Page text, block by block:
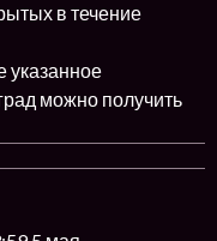
в течение
указанное
можно получить